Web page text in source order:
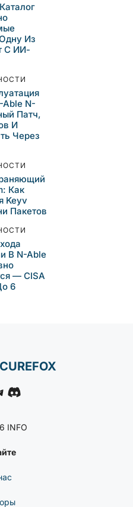
Из
С ИИ-
Able N-
Патч,
И
Через
Как
Keyv
Пакетов
В N-Able
— CISA
6
Discord
INFO